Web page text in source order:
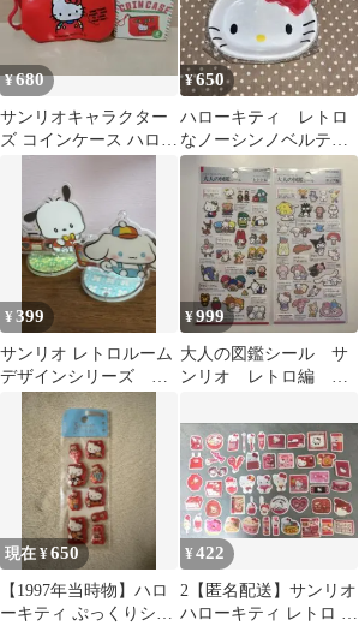
¥680
サンリオキャラクター
ズ コインケース ハロー
¥650
ハローキティ レトロ
なノーシンノベルテ
ィ ミニトレイ
¥399
サンリオ レトロルーム
デザインシリーズ ポ
チャッコ シナモロー
ル アクスタ
¥999
大人の図鑑シール サ
ンリオ レトロ編 ポ
現在 ¥650
【1997年当時物】ハロ
ーキティ ぷっくりシー
¥422
2【匿名配送】サンリオ
ハローキティ レトロ ス